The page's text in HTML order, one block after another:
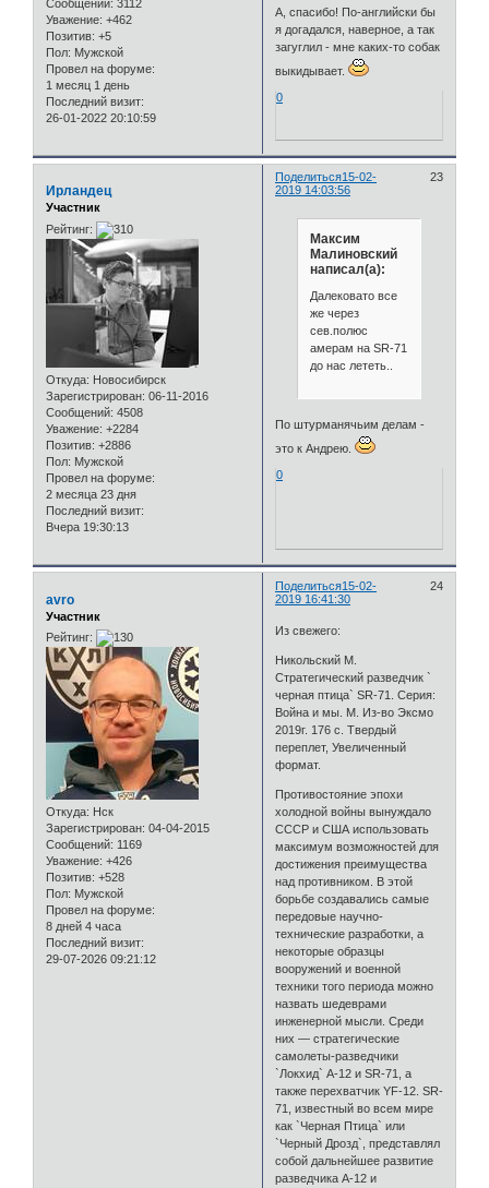
Сообщений: 3112
Уважение: +462
Позитив: +5
Пол: Мужской
Провел на форуме:
1 месяц 1 день
Последний визит:
26-01-2022 20:10:59
А, спасибо! По-английски бы
я догадался, наверное, а так
загуглил - мне каких-то собак
выкидывает.
0
Поделиться 23
15-02-
2019 14:03:56
Ирландец
Участник
Рейтинг:
Откуда: Новосибирск
Зарегистрирован: 06-11-2016
Сообщений: 4508
Уважение: +2284
Позитив: +2886
Пол: Мужской
Провел на форуме:
2 месяца 23 дня
Последний визит:
Вчера 19:30:13
Максим
Малиновский
написал(а):
Далековато все
же через
сев.полюс
амерам на SR-71
до нас лететь..
По штурманячьим делам -
это к Андрею.
0
Поделиться 24
15-02-
2019 16:41:30
avro
Участник
Рейтинг:
Откуда: Нск
Зарегистрирован: 04-04-2015
Сообщений: 1169
Уважение: +426
Позитив: +528
Пол: Мужской
Провел на форуме:
8 дней 4 часа
Последний визит:
29-07-2026 09:21:12
Из свежего:
Никольский М.
Стратегический разведчик `
черная птица` SR-71. Серия:
Война и мы. М. Из-во Эксмо
2019г. 176 с. Твердый
переплет, Увеличенный
формат.
Противостояние эпохи
холодной войны вынуждало
СССР и США использовать
максимум возможностей для
достижения преимущества
над противником. В этой
борьбе создавались самые
передовые научно-
технические разработки, а
некоторые образцы
вооружений и военной
техники того периода можно
назвать шедеврами
инженерной мысли. Среди
них — стратегические
самолеты-разведчики
`Локхид` А-12 и SR-71, а
также перехватчик YF-12. SR-
71, известный во всем мире
как `Черная Птица` или
`Черный Дрозд`, представлял
собой дальнейшее развитие
разведчика А-12 и